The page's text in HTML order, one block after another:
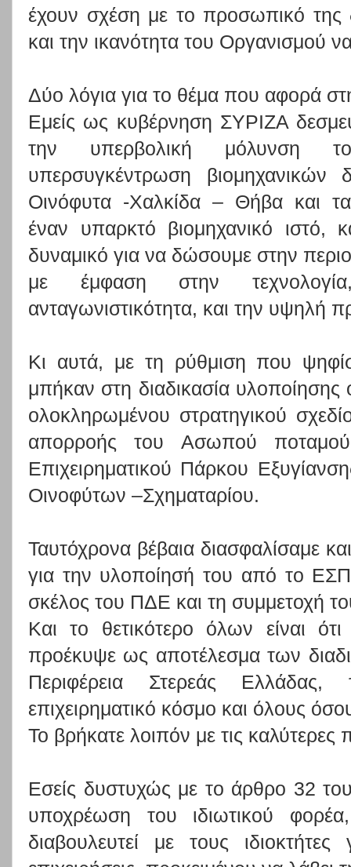
έχουν σχέση με το προσωπικό
και την ικανότητα του Οργανισμού
Δύο λόγια για το θέμα που αφορά
Εμείς ως κυβέρνηση ΣΥΡΙΖΑ
την υπερβολική
υπερσυγκέντρωση βιομηχανικών
Οινόφυτα -Χαλκίδα – Θήβα και
έναν υπαρκτό βιομηχανικό ιστό,
δυναμικό για να δώσουμε στην
με έμφαση στην
ανταγωνιστικότητα, και την υψηλή
Κι αυτά, με τη ρύθμιση που
μπήκαν στη διαδικασία υλοποίησης
ολοκληρωμένου στρατηγικού
απορροής του Ασωπού
Επιχειρηματικού Πάρκου
Οινοφύτων –Σχηματαρίου.
Ταυτόχρονα βέβαια διασφαλίσαμε
για την υλοποίησή του από το
σκέλος του ΠΔΕ και τη συμμετοχή
Και το θετικότερο όλων είναι
προέκυψε ως αποτέλεσμα των
Περιφέρεια Στερεάς
επιχειρηματικό κόσμο και όλους
Το βρήκατε λοιπόν με τις καλύτερες
Εσείς δυστυχώς με το άρθρο 32
υποχρέωση του ιδιωτικού
διαβουλευτεί με τους